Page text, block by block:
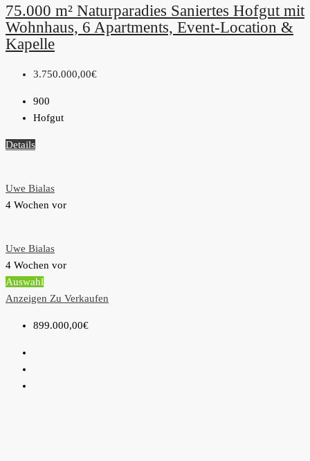
75.000 m² Naturparadies Saniertes Hofgut mit
Wohnhaus, 6 Apartments, Event-Location &
Kapelle
3.750.000,00€
900
Hofgut
Details
Uwe Bialas
4 Wochen vor
Uwe Bialas
4 Wochen vor
Auswahl
Anzeigen Zu Verkaufen
899.000,00€